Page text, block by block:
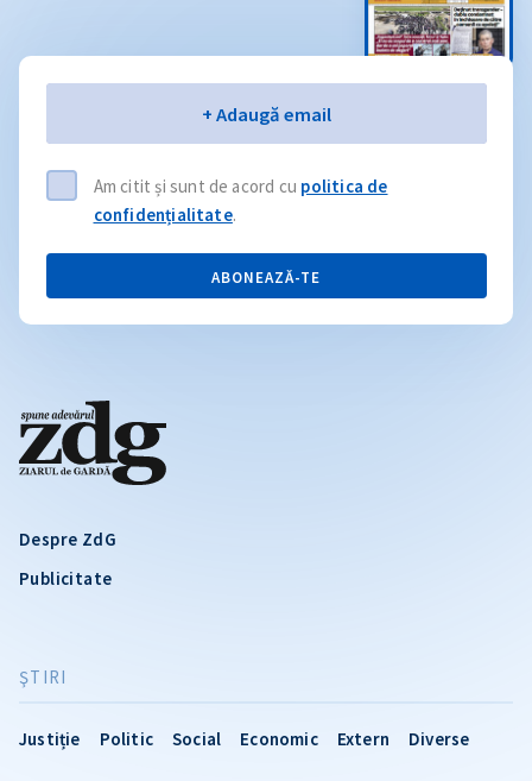
Despre ZdG
Publicitate
ŞTIRI
Justiție Politic Social Economic Extern Diverse
+ Adaugă email
Am citit și sunt de acord cu politica de
confidențialitate.
ABONEAZĂ-TE